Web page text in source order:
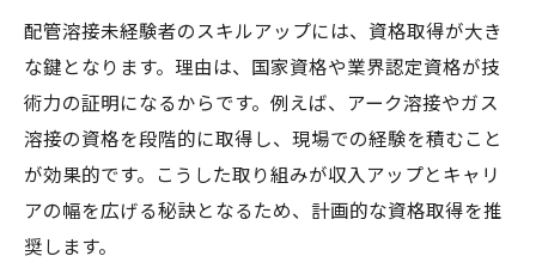
配管溶接未経験者のスキルアップには、資格取得が大き
な鍵となります。理由は、国家資格や業界認定資格が技
術力の証明になるからです。例えば、アーク溶接やガス
溶接の資格を段階的に取得し、現場での経験を積むこと
が効果的です。こうした取り組みが収入アップとキャリ
アの幅を広げる秘訣となるため、計画的な資格取得を推
奨します。